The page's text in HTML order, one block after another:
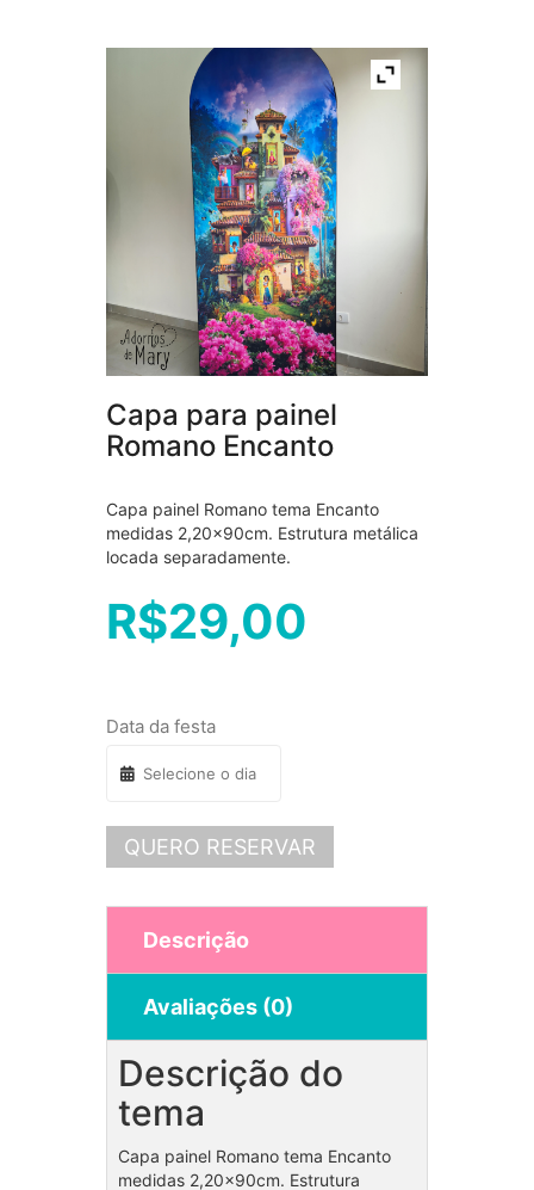
Capa para painel
Romano Encanto
Capa painel Romano tema Encanto
medidas 2,20×90cm. Estrutura metálica
locada separadamente.
R$29,00
Data da festa
QUERO RESERVAR
Descrição
Avaliações (0)
Descrição do
tema
Capa painel Romano tema Encanto
medidas 2,20×90cm. Estrutura